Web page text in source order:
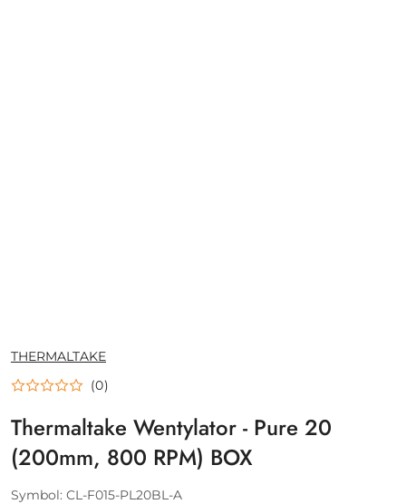
NAZWA
PRODUCENTA:
THERMALTAKE
(0)
Thermaltake Wentylator - Pure 20
(200mm, 800 RPM) BOX
Symbol: CL-F015-PL20BL-A